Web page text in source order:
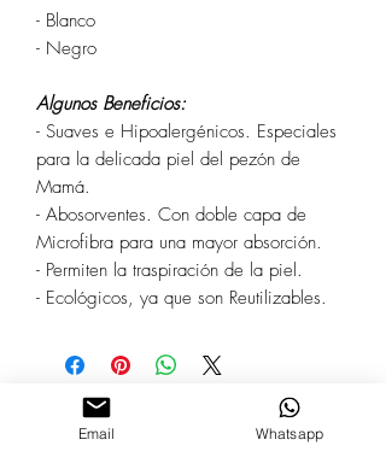
- Blanco
- Negro
Algunos Beneficios:
- Suaves e Hipoalergénicos. Especiales
para la delicada piel del pezón de
Mamá.
- Abosorventes. Con doble capa de
Microfibra para una mayor absorción.
- Permiten la traspiración de la piel.
- Ecológicos, ya que son Reutilizables.
Email Whatsapp